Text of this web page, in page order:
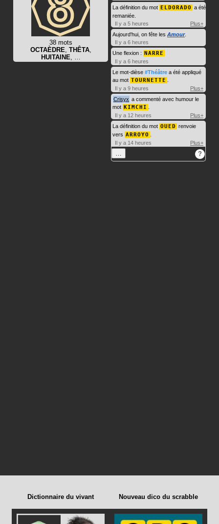
38 mots
OCTAÈDRE THÊTA,
HUITAINE
La définition du mot ELDORADO a été
remaniée.
Il y a 5 heures
Plus+
Aujourd'hui, on fête les Amour.
Il y a 6 heures
Une flexion : NARRE
Il y a 6 heures
Le mot-dièse #Théâtre a été appliqué
au mot TOURNETTE
Il y a 9 heures
Plus+
Crisyx a commenté avec humour le
mot KIMCHI
Il y a 12 heures
Plus+
La définition du mot OUED renvoie
vers ARROYO
Il y a 14 heures
Plus+
?
Dictionnaire du vivant Nouveau dico du scrabble